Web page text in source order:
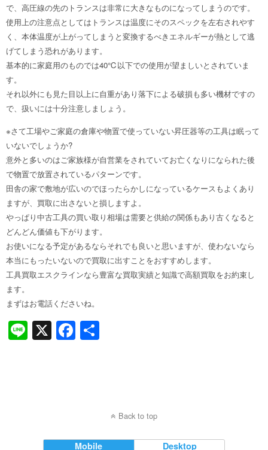
で、高圧線の先のトランスは非常に大きなものになってしまうのです。
使用上の注意点としてはトランスは温度にそのスペックを左右されやす
く、本体温度が上がってしまうと変換するべきエネルギーが熱として逃
げてしまう恐れがあります。
基本的に家庭用のものでは40℃以下での使用が望ましいとされていま
す。
それ以外にも見た目以上に自重があり落下による破損も多い機材ですの
で、扱いには十分注意しましょう。
※さて工場やご家庭の倉庫や物置で使っていない昇圧器等の工具は眠って
いないでしょうか?
意外と多いのはご家族様が自営業をされていてお亡くなりになられた後
で物置で放置されているパターンです。
田舎の家で敷地が広いのでほったらかしになっているケースもよくあり
ますが、買取に出さないと損しますよ。
やっぱり中古工具の買い取り相場は需要と供給の関係もあり古くなると
どんどん価値も下がります。
お使いになる予定があるならそれでも良いと思いますが、使わないなら
本当にもったいないので買取に出すことをおすすめします。
工具買取エスクラインなら豊富な買取実績と知識で高額買取をお約束し
ます。
まずはお電話くださいね。
Li
n
X F
a
Back to top
Mobile Desktop